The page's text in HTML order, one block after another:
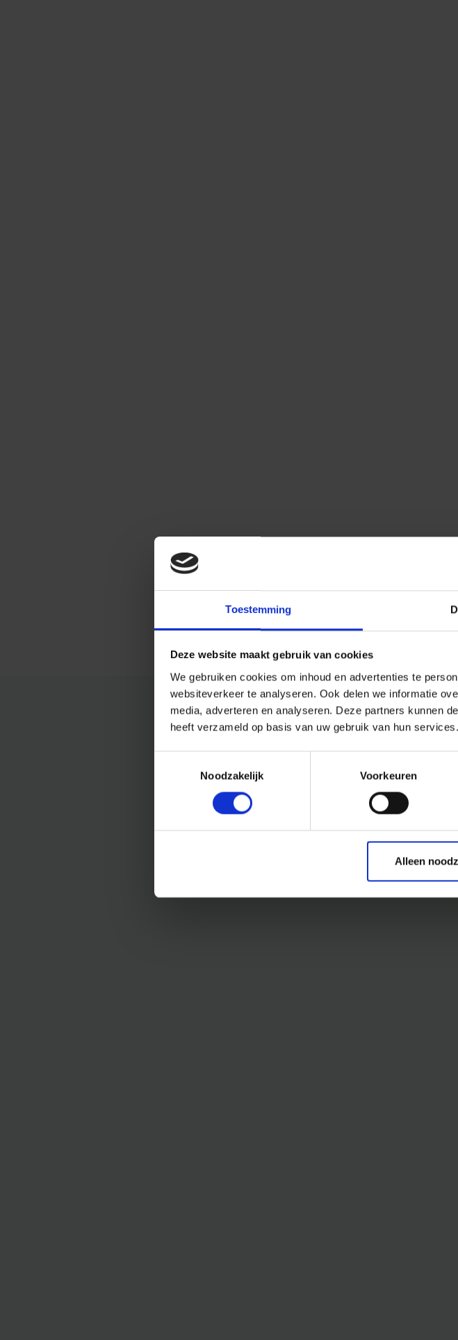
Toestemming
Deze website maakt gebruik van cookies
We gebruiken cookies om inhoud en advertenties te
websiteverkeer te analyseren. Ook delen we informatie
media, adverteren en analyseren. Deze partners kunnen
heeft verzameld op basis van uw gebruik van hun services.
Noodzakelijk
Voorkeuren
Alleen